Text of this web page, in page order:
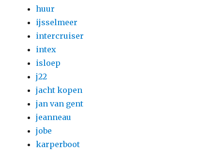
huur
ijsselmeer
intercruiser
intex
isloep
j22
jacht kopen
jan van gent
jeanneau
jobe
karperboot